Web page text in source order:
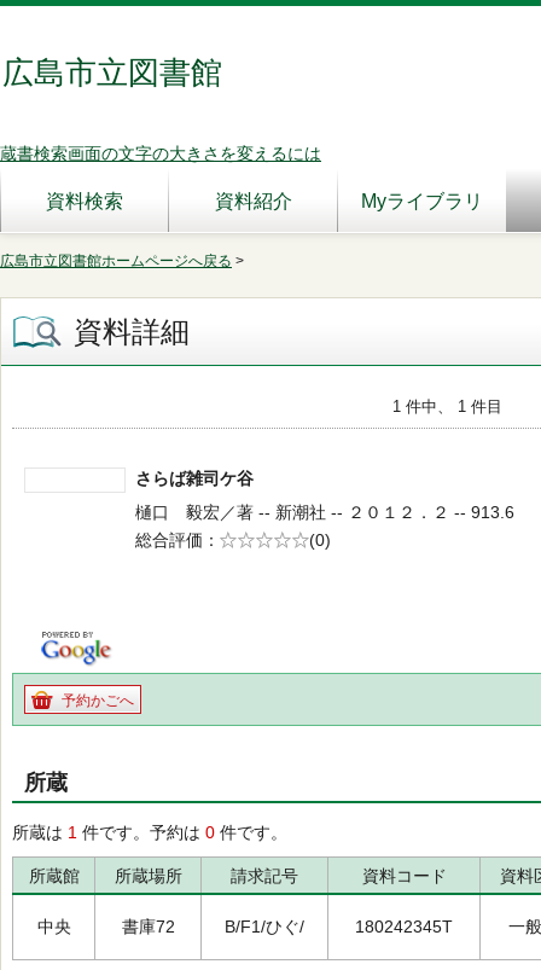
広島市立図書館
蔵書検索画面の文字の大きさを変えるには
資料検索 資料紹介 Myライブラリ
広島市立図書館ホームページへ戻る >
資料詳細
1 件中、 1 件目
さらば雑司ケ谷
樋口 毅宏／著 -- 新潮社 -- ２０１２．２ -- 913.6
総合評価
5段階評価
(0)
予約かごへ
所蔵
所蔵は 1 件です。予約は 0 件です。
所蔵館 所蔵場所 請求記号 資料コード 資料
中央 書庫72 B/F1/ひぐ/ 180242345T 一